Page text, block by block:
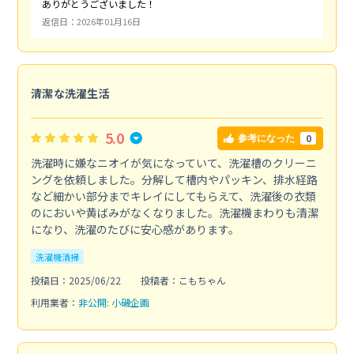
ありがとうございました！
返信日：2026年01月16日
清潔な洗濯生活
5.0 参考になった 0
洗濯時に嫌なニオイが気になっていて、洗濯槽のクリーニ
ングを依頼しました。分解して槽内やパッキン、排水経路
など細かい部分までキレイにしてもらえて、洗濯後の衣類
のにおいや黄ばみがなくなりました。洗濯機まわりも清潔
になり、洗濯のたびに安心感があります。
洗濯機清掃
投稿日：2025/06/22
投稿者：こもちゃん
利用業者： 非公開: 小磯企画